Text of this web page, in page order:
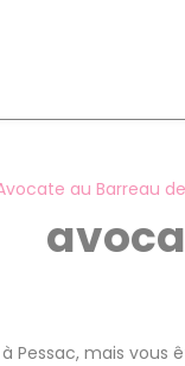
au Barreau
Pessac, mais